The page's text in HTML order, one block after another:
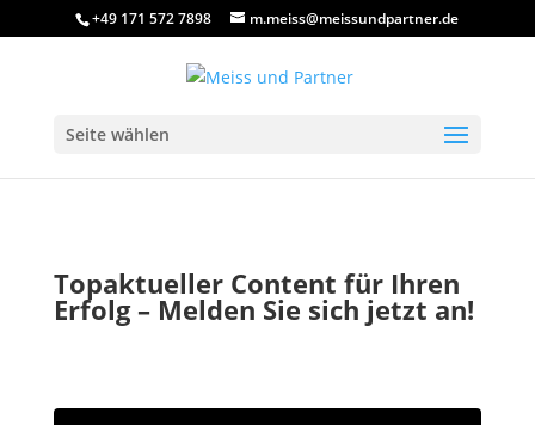
+49 171 572 7898 m.meiss@meissundpartner.de
Seite wählen
Topaktueller Content für Ihren
Erfolg – Melden Sie sich jetzt an!